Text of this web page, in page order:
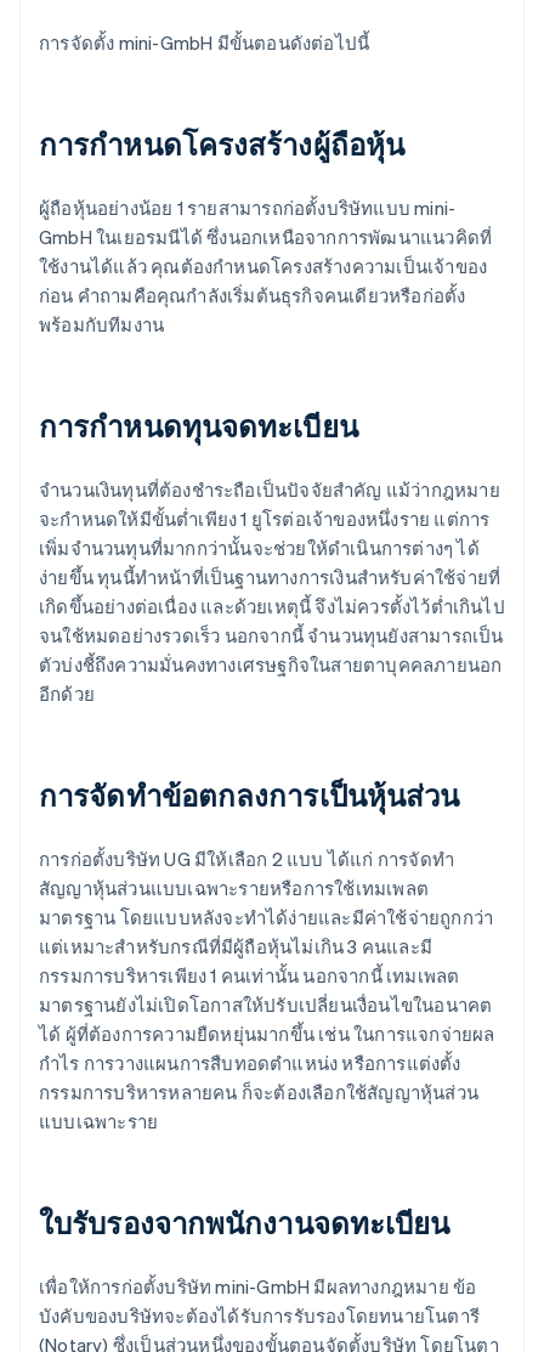
การจัดตั้ง mini-GmbH มีขั้นตอนดังต่อไปนี้
การกำหนดโครงสร้างผู้ถือหุ้น
ผู้ถือหุ้นอย่างน้อย 1 รายสามารถก่อตั้งบริษัทแบบ mini-
GmbH ในเยอรมนีได้ ซึ่งนอกเหนือจากการพัฒนาแนวคิดที่
ใช้งานได้แล้ว คุณต้องกำหนดโครงสร้างความเป็นเจ้าของ
ก่อน คำถามคือคุณกำลังเริ่มต้นธุรกิจคนเดียวหรือก่อตั้ง
พร้อมกับทีมงาน
การกำหนดทุนจดทะเบียน
จำนวนเงินทุนที่ต้องชำระถือเป็นปัจจัยสำคัญ แม้ว่ากฎหมาย
จะกำหนดให้มีขั้นต่ำเพียง 1 ยูโรต่อเจ้าของหนึ่งราย แต่การ
เพิ่มจำนวนทุนที่มากกว่านั้นจะช่วยให้ดำเนินการต่างๆ ได้
ง่ายขึ้น ทุนนี้ทำหน้าที่เป็นฐานทางการเงินสำหรับค่าใช้จ่ายที่
เกิดขึ้นอย่างต่อเนื่อง และด้วยเหตุนี้ จึงไม่ควรตั้งไว้ต่ำเกินไป
จนใช้หมดอย่างรวดเร็ว นอกจากนี้ จำนวนทุนยังสามารถเป็น
ตัวบ่งชี้ถึงความมั่นคงทางเศรษฐกิจในสายตาบุคคลภายนอก
อีกด้วย
การจัดทำข้อตกลงการเป็นหุ้นส่วน
การก่อตั้งบริษัท UG มีให้เลือก 2 แบบ ได้แก่ การจัดทำ
สัญญาหุ้นส่วนแบบเฉพาะรายหรือการใช้เทมเพลต
มาตรฐาน โดยแบบหลังจะทำได้ง่ายและมีค่าใช้จ่ายถูกกว่า
แต่เหมาะสำหรับกรณีที่มีผู้ถือหุ้นไม่เกิน 3 คนและมี
กรรมการบริหารเพียง 1 คนเท่านั้น นอกจากนี้ เทมเพลต
มาตรฐานยังไม่เปิดโอกาสให้ปรับเปลี่ยนเงื่อนไขในอนาคต
ได้ ผู้ที่ต้องการความยืดหยุ่นมากขึ้น เช่น ในการแจกจ่ายผล
กำไร การวางแผนการสืบทอดตำแหน่ง หรือการแต่งตั้ง
กรรมการบริหารหลายคน ก็จะต้องเลือกใช้สัญญาหุ้นส่วน
แบบเฉพาะราย
ใบรับรองจากพนักงานจดทะเบียน
เพื่อให้การก่อตั้งบริษัท mini-GmbH มีผลทางกฎหมาย ข้อ
บังคับของบริษัทจะต้องได้รับการรับรองโดยทนายโนตารี
(Notary) ซึ่งเป็นส่วนหนึ่งของขั้นตอนจัดตั้งบริษัท โดยโนตา